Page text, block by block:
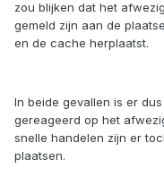
zou blijken dat het
gemeld zijn aan de
en de cache herplaatst.
In beide gevallen is er
gereageerd op het
snelle handelen zijn er
plaatsen.